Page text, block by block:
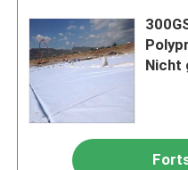
Nicht